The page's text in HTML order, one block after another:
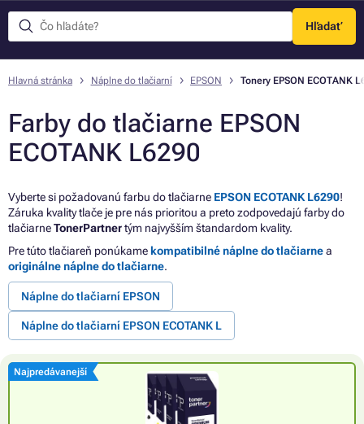
Hľadať
Menu
Hlavná stránka Náplne do tlačiarní EPSON Tonery EPSON ECOTANK
Farby do tlačiarne EPSON
ECOTANK L6290
Vyberte si požadovanú farbu do tlačiarne EPSON ECOTANK L6290!
Záruka kvality tlače je pre nás prioritou a preto zodpovedajú farby do
tlačiarneTonerPartnertým najvyšším štandardom kvality.
Pre túto tlačiareň ponúkame kompatibilné náplne do tlačiarnea
originálne náplne do tlačiarne.
Náplne do tlačiarní EPSON
Náplne do tlačiarní EPSON ECOTANK L
Najpredávanejší